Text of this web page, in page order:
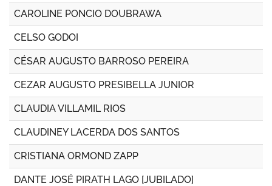
CAROLINE PONCIO DOUBRAWA
CELSO GODOI
CÉSAR AUGUSTO BARROSO PEREIRA
CEZAR AUGUSTO PRESIBELLA JUNIOR
CLAUDIA VILLAMIL RIOS
CLAUDINEY LACERDA DOS SANTOS
CRISTIANA ORMOND ZAPP
DANTE JOSÉ PIRATH LAGO [JUBILADO]